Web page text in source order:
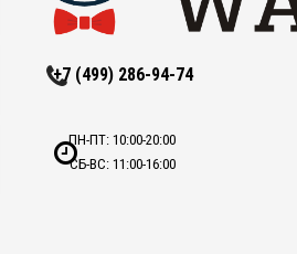
+7 (499) 286-94-74
ПН-ПТ: 10:00-20:00
СБ-ВС: 11:00-16:00